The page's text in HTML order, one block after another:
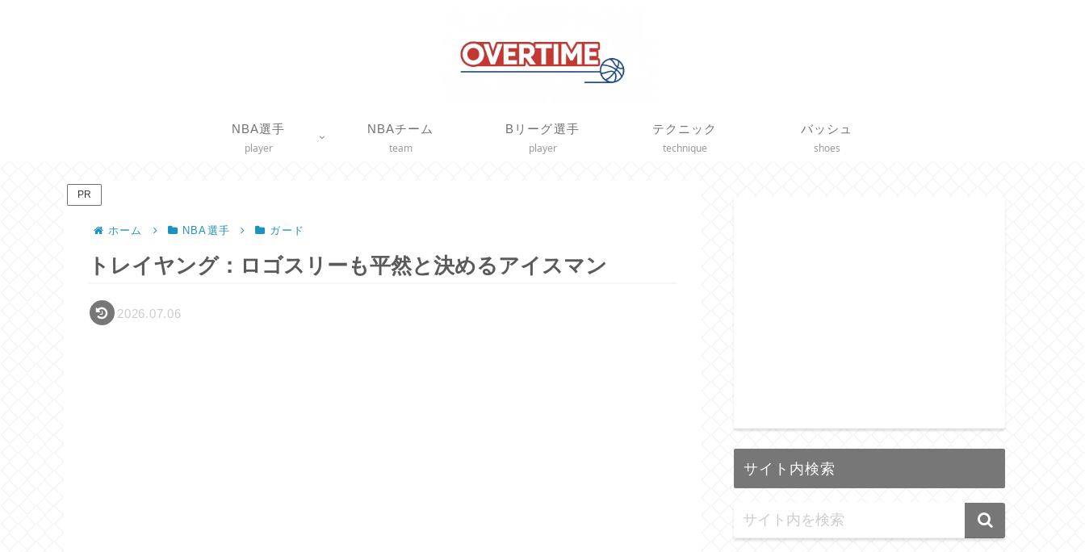
NBA選手
player
NBAチーム
team
Bリーグ選手
player
テクニック
technique
バッシュ
shoes
PR
ホーム NBA選手 ガード
トレイヤング：ロゴスリーも平然と決めるアイスマン
2026.07.06
サイト内検索